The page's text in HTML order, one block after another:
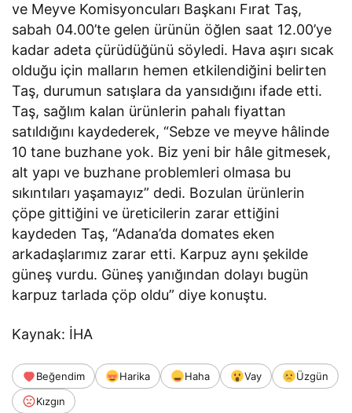
ve Meyve Komisyoncuları Başkanı Fırat Taş,
sabah 04.00’te gelen ürünün öğlen saat 12.00’ye
kadar adeta çürüdüğünü söyledi. Hava aşırı sıcak
olduğu için malların hemen etkilendiğini belirten
Taş, durumun satışlara da yansıdığını ifade etti.
Taş, sağlım kalan ürünlerin pahalı fiyattan
satıldığını kaydederek, “Sebze ve meyve hâlinde
10 tane buzhane yok. Biz yeni bir hâle gitmesek,
alt yapı ve buzhane problemleri olmasa bu
sıkıntıları yaşamayız” dedi. Bozulan ürünlerin
çöpe gittiğini ve üreticilerin zarar ettiğini
kaydeden Taş, “Adana’da domates eken
arkadaşlarımız zarar etti. Karpuz aynı şekilde
güneş vurdu. Güneş yanığından dolayı bugün
karpuz tarlada çöp oldu” diye konuştu.
Kaynak: İHA
Beğendim Harika Haha Vay
Üzgün
Kızgın